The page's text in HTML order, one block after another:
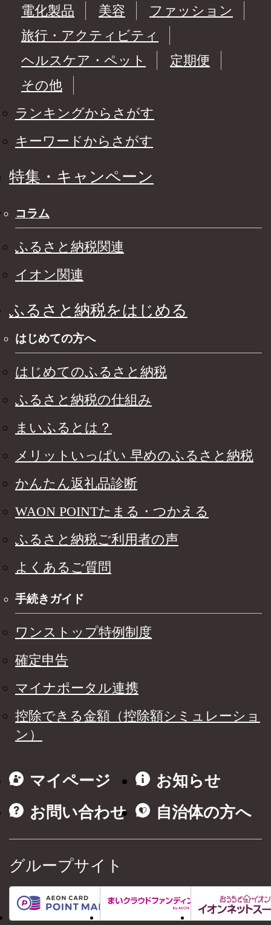
電化製品
美容
ファッション
旅行・アクティビティ
ヘルスケア・ペット
定期便
その他
ランキングからさがす
キーワードからさがす
特集・キャンペーン
コラム
ふるさと納税関連
イオン関連
ふるさと納税をはじめる
はじめての方へ
はじめてのふるさと納税
ふるさと納税の仕組み
まいふるとは？
メリットいっぱい 早めのふるさと納税
かんたん返礼品診断
WAON POINTたまる・つかえる
ふるさと納税ご利用者の声
よくあるご質問
手続きガイド
ワンストップ特例制度
確定申告
マイナポータル連携
控除できる金額（控除額シミュレーショ
ン）
マイページ
お知らせ
お問い合わせ
自治体の方へ
グループサイト